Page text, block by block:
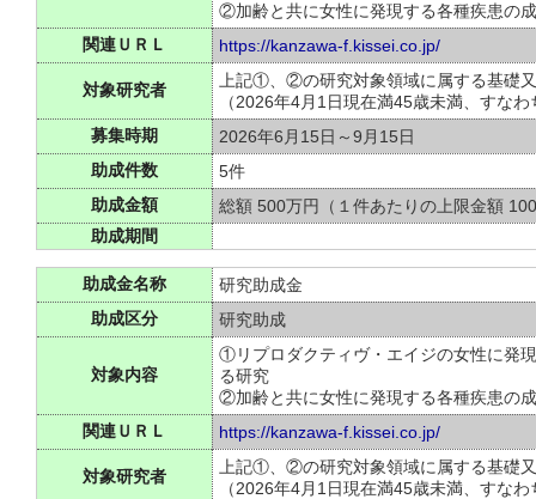
②加齢と共に女性に発現する各種疾患の
関連ＵＲＬ
https://kanzawa-f.kissei.co.jp/
対象研究者
上記①、②の研究対象領域に属する基礎
（2026年4月1日現在満45歳未満、すな
募集時期
2026年6月15日～9月15日
助成件数
5件
助成金額
総額 500万円（１件あたりの上限金額
助成期間
助成金名称
研究助成金
助成区分
研究助成
対象内容
①リプロダクティヴ・エイジの女性に発
る研究
②加齢と共に女性に発現する各種疾患の
関連ＵＲＬ
https://kanzawa-f.kissei.co.jp/
対象研究者
上記①、②の研究対象領域に属する基礎
（2026年4月1日現在満45歳未満、すな